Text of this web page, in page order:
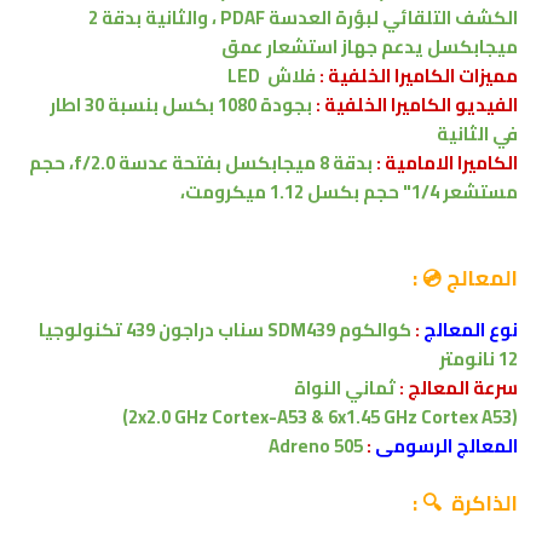
الكشف التلقائي لبؤرة العدسةPDAF،
والثانية بدقة 2
ميجابكسليدعم جهاز استشعار عمق
مميزات الكاميرا الخلفية :فلاش LED
الفيديو الكاميرا الخلفية :
بجودة 1080 بكسل بنسبة 30 اطار
في الثانية
الكاميرا الامامية :بدقة 8 ميجابكسل بفتحة عدسة f/2.0،
حجم
مستشعر 1/4"
حجم بكسل 1.12 ميكرومت ،
المعالج 💿 :
نوع المعالج:كوالكوم SDM439 سناب دراجون 439
تكنولوجيا
12 نانومتر
سرعة المعالج :ثماني النواة
(2x2.0 GHz Cortex-A53 & 6x1.45 GHz Cortex A53)
المعالج الرسومى:
Adreno 505
الذاكرة 🔍 :